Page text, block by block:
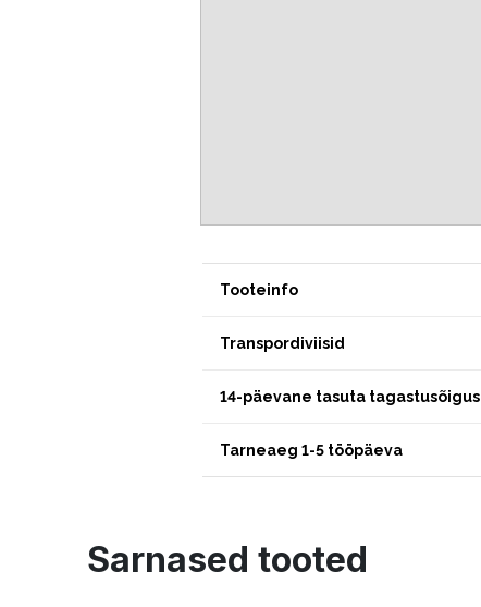
Tooteinfo
Transpordiviisid
14-päevane tasuta tagastusõigus
Tarneaeg 1-5 tööpäeva
Sarnased tooted